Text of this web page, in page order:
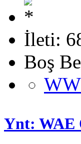
İleti:
Boş
Ynt: WAE